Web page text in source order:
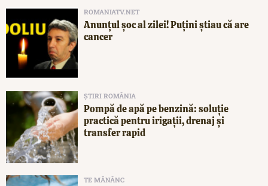
ROMANIATV.NET
Anunţul şoc al zilei! Puţini ştiau că are
cancer
ȘTIRI ROMÂNIA
Pompă de apă pe benzină: soluție
practică pentru irigații, drenaj și
transfer rapid
TE MĂNÂNC